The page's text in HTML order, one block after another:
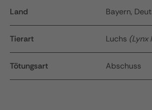
Land Bayern,
Tierart Luchs (Lynx
Tötungsart Abschuss